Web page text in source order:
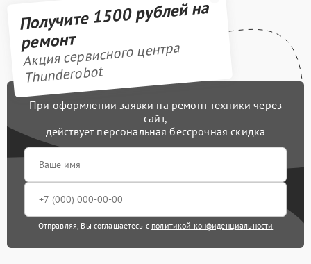
Получите 1500 рублей на
ремонт
Акция сервисного центра
Thunderobot
При оформлении заявки на ремонт техники через
сайт,
действует персональная бессрочная скидка
Отправляя, Вы соглашаетесь с политикой конфиденциальности